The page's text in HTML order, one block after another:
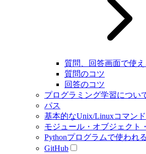
質問、回答画面で使
質問のコツ
回答のコツ
プログラミング学習につい
パス
基本的なUnix/Linuxコマンド
モジュール・オブジェクト
Pythonプログラムで使われ
GitHub